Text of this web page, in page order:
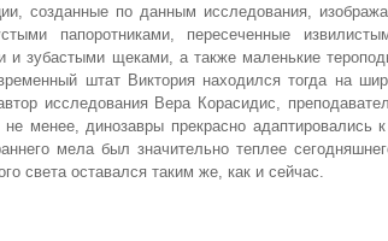
созданные по данным исследования,
папоротниками, пересеченные
и зубастыми щеками, а также маленькие
штат Виктория находился тогда на
исследования Вера Корасидис,
менее, динозавры прекрасно
мела был значительно теплее
света оставался таким же, как и сейчас.